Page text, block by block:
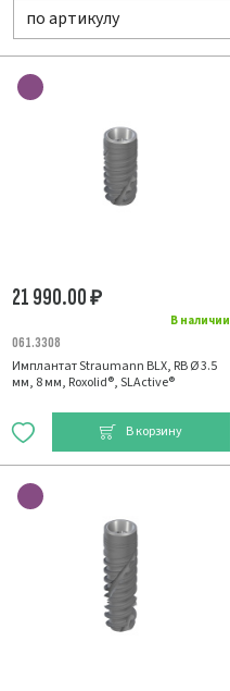
по артикулу
В наличии
21 990.00₽
061.3308
Имплантат Straumann BLX, RB Ø 3.5
мм, 8 мм, Roxolid®, SLActive®
В корзину